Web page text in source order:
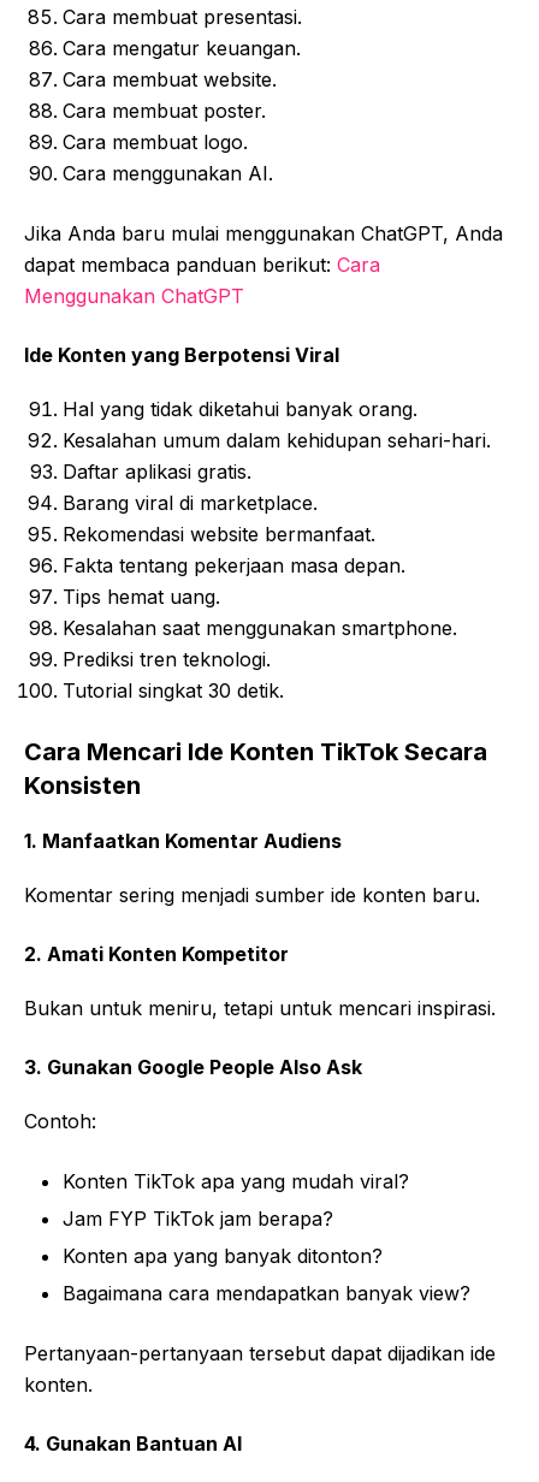
Cara membuat presentasi.
Cara mengatur keuangan.
Cara membuat website.
Cara membuat poster.
Cara membuat logo.
Cara menggunakan AI.
Jika Anda baru mulai menggunakan ChatGPT, Anda
dapat membaca panduan berikut: Cara
Menggunakan ChatGPT
Ide Konten yang Berpotensi Viral
Hal yang tidak diketahui banyak orang.
Kesalahan umum dalam kehidupan sehari-hari.
Daftar aplikasi gratis.
Barang viral di marketplace.
Rekomendasi website bermanfaat.
Fakta tentang pekerjaan masa depan.
Tips hemat uang.
Kesalahan saat menggunakan smartphone.
Prediksi tren teknologi.
Tutorial singkat 30 detik.
Cara Mencari Ide Konten TikTok Secara
Konsisten
1. Manfaatkan Komentar Audiens
Komentar sering menjadi sumber ide konten baru.
2. Amati Konten Kompetitor
Bukan untuk meniru, tetapi untuk mencari inspirasi.
3. Gunakan Google People Also Ask
Contoh:
Konten TikTok apa yang mudah viral?
Jam FYP TikTok jam berapa?
Konten apa yang banyak ditonton?
Bagaimana cara mendapatkan banyak view?
Pertanyaan-pertanyaan tersebut dapat dijadikan ide
konten.
4. Gunakan Bantuan AI